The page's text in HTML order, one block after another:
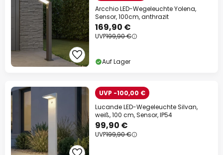
Arcchio LED-Wegeleuchte Yolena,
Sensor, 100cm, anthrazit
169,90 €
UVP199,90 €
Auf Lager
UVP -100,00 €
Lucande LED-Wegeleuchte Silvan,
weiß, 100 cm, Sensor, IP54
99,90 €
UVP199,90 €